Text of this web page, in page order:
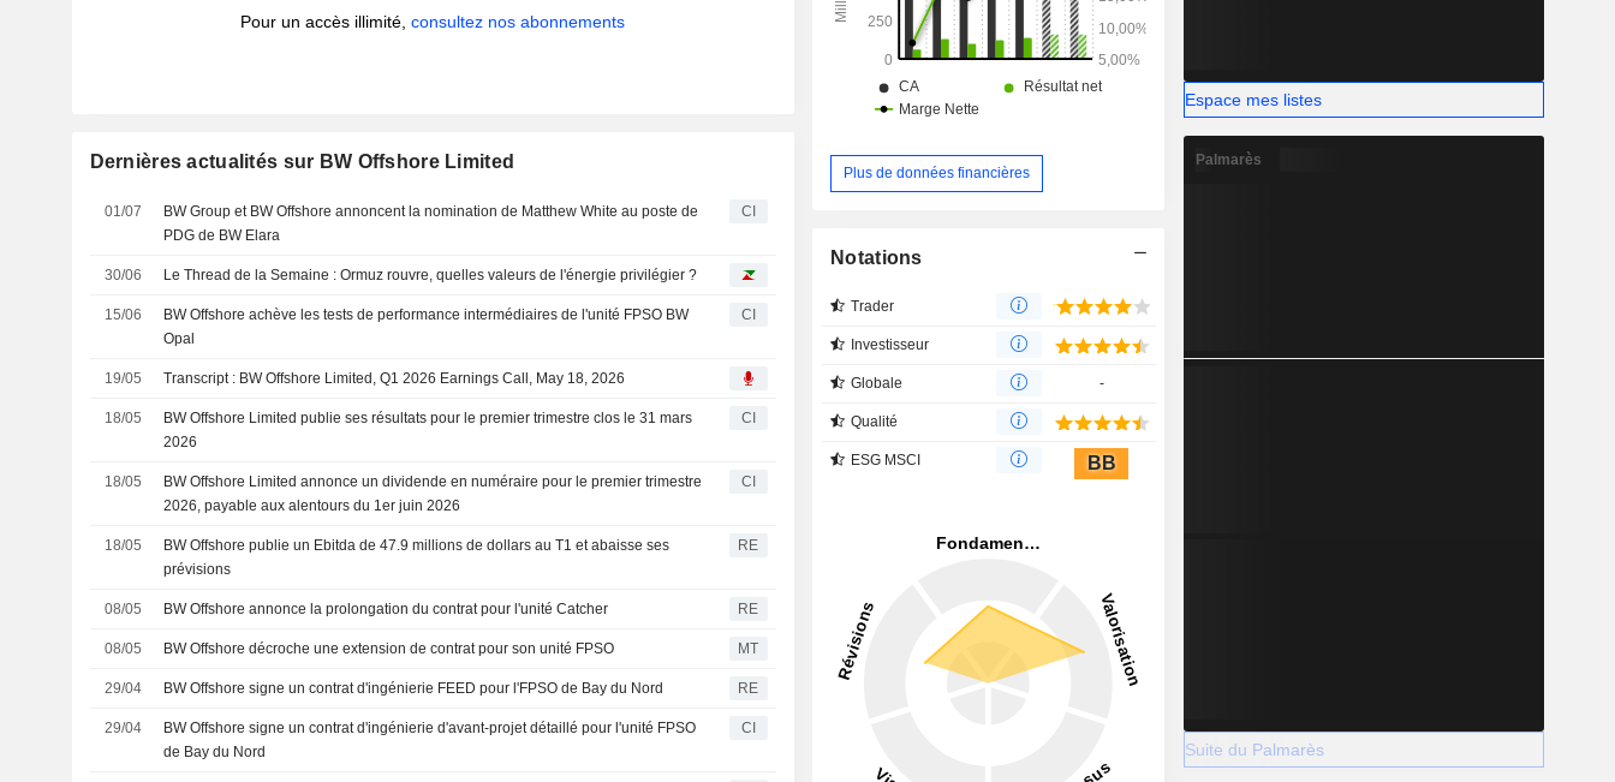
Pour un accès illimité,consultez nos abonnements
Dernières actualités sur BW Offshore Limited
01/07
BW Group et BW Offshore annoncent la nomination de Matthew White au poste de
PDG de BW Elara
CI
30/06 Le Thread de la Semaine : Ormuz rouvre, quelles valeurs de l'énergie privilégier ?
15/06
BW Offshore achève les tests de performance intermédiaires de l'unité FPSO BW
Opal
CI
19/05 Transcript : BW Offshore Limited, Q1 2026 Earnings Call, May 18, 2026
18/05
BW Offshore Limited publie ses résultats pour le premier trimestre clos le 31 mars
2026
CI
18/05
BW Offshore Limited annonce un dividende en numéraire pour le premier trimestre
2026, payable aux alentours du 1er juin 2026
CI
18/05
BW Offshore publie un Ebitda de 47.9 millions de dollars au T1 et abaisse ses
prévisions
RE
08/05 BW Offshore annonce la prolongation du contrat pour l'unité Catcher RE
08/05 BW Offshore décroche une extension de contrat pour son unité FPSO MT
29/04 BW Offshore signe un contrat d'ingénierie FEED pour l'FPSO de Bay du Nord RE
29/04
BW Offshore signe un contrat d'ingénierie d'avant-projet détaillé pour l'unité FPSO
de Bay du Nord
CI
Plus de données financières
Notations
Trader
Investisseur
Globale -
Qualité
ESG MSCI BB
Espace mes listes
Palmarès
Suite du Palmarès